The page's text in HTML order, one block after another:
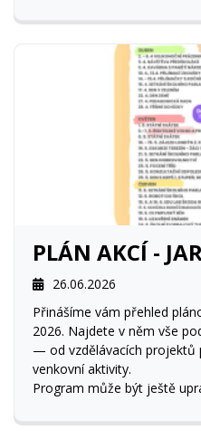
PLÁN AKCÍ -
26.06.2026
Přinášíme vám přehled
2026. Najdete v něm vše
— od vzdělávacích projektů
venkovní aktivity.
Program může být ještě